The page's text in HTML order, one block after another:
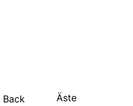
Äste
Back